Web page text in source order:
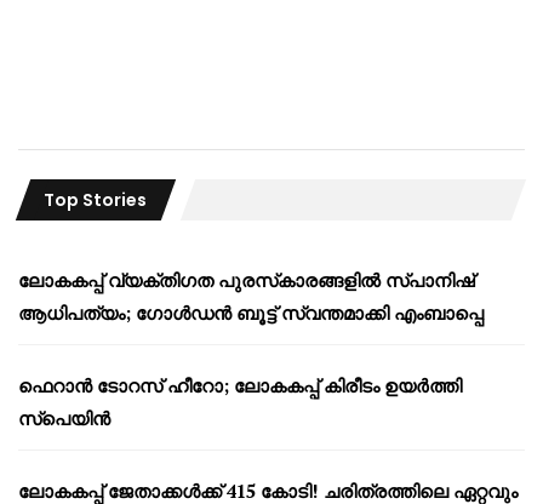
Top Stories
ലോകകപ്പ് വ്യക്തിഗത പുരസ്‌കാരങ്ങളിൽ സ്പാനിഷ്
ആധിപത്യം; ഗോൾഡൻ ബൂട്ട് സ്വന്തമാക്കി എംബാപ്പെ
ഫെറാൻ ടോറസ് ഹീറോ; ലോകകപ്പ് കിരീടം ഉയർത്തി
സ്പെയിൻ
ലോകകപ്പ് ജേതാക്കൾക്ക് 415 കോടി! ചരിത്രത്തിലെ ഏറ്റവും